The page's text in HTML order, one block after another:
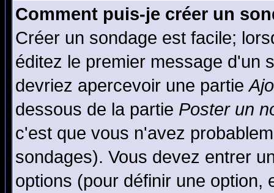
Comment puis-je créer un
Créer un sondage est facile;
éditez le premier message d'un
devriez apercevoir une partie
dessous de la partie Poster un
c'est que vous n'avez
sondages). Vous devez entrer
options (pour définir une option,